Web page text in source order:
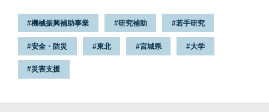
るロボットの研究・開発を学生のみなさんと進めています。
機械振興補助事業 研究補助 若手研究
安全・防災 東北 宮城県 大学
災害支援